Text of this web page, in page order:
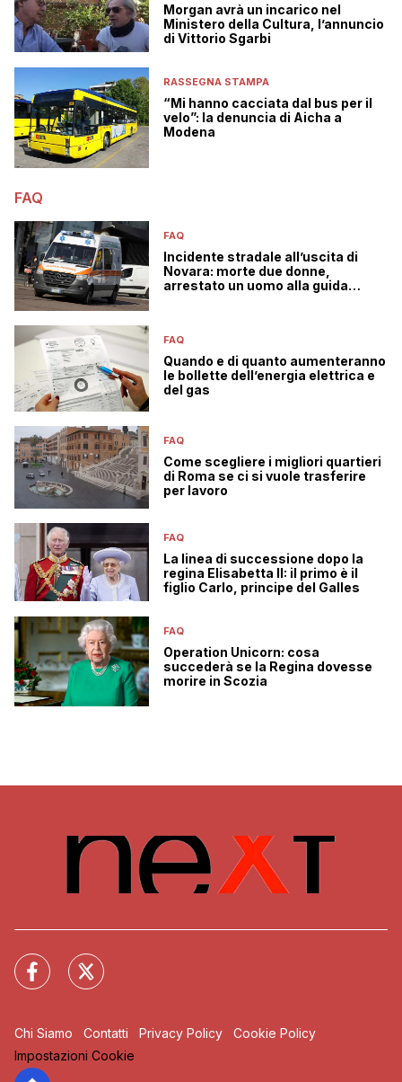
Morgan avrà un incarico nel
Ministero della Cultura, l’annuncio
di Vittorio Sgarbi
RASSEGNA STAMPA
“Mi hanno cacciata dal bus per il
velo”: la denuncia di Aicha a
Modena
FAQ
FAQ
Incidente stradale all’uscita di
Novara: morte due donne,
arrestato un uomo alla guida
FAQ
Quando e di quanto aumenteranno
le bollette dell’energia elettrica e
del gas
FAQ
Come scegliere i migliori quartieri
di Roma se ci si vuole trasferire
per lavoro
FAQ
La linea di successione dopo la
regina Elisabetta II: il primo è il
figlio Carlo, principe del Galles
FAQ
Operation Unicorn: cosa
succederà se la Regina dovesse
morire in Scozia
Chi Siamo Contatti Privacy Policy
Cookie Policy
Impostazioni Cookie